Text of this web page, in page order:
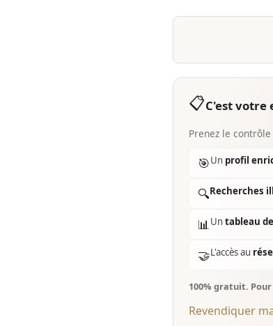
📋C'est votre
Prenez le
🎯Un profil
🔍Recherches
📊Untableau
🤝L'accès au
100% gratuit.
Revendiquer